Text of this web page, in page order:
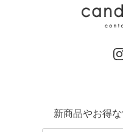
新商品やお得